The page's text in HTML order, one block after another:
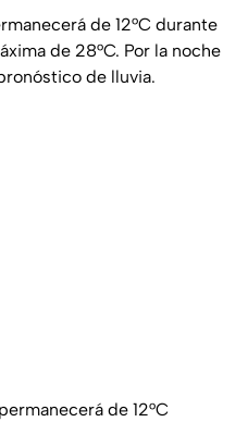
de 12°C durante
de 28°C. Por la noche
de lluvia.
de 12°C